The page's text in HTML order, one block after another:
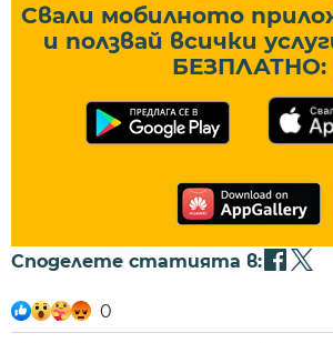
Свали мобилното
и ползвай всички
БЕЗПЛАТНО:
Споделете статията в:
0